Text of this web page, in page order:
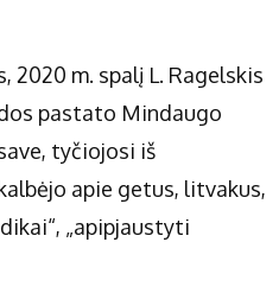
2020 m. spalį L. Ragelskis
pastato Mindaugo
tyčiojosi iš
apie getus, litvakus,
„apipjaustyti